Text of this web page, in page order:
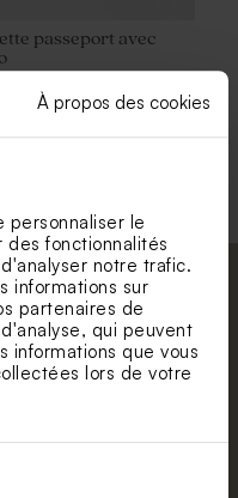
À propos des cookies
personnaliser le
des fonctionnalités
notre trafic.
informations sur
partenaires de
qui peuvent
informations que vous
lors de votre
passeport avec
dinosaure
et restez
de 5%